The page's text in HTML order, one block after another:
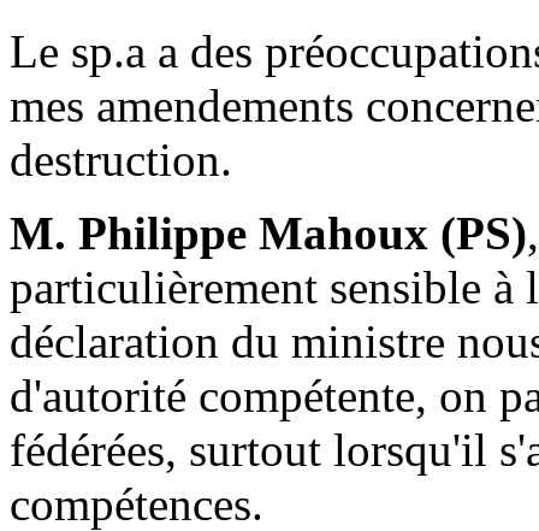
Le sp.a a des
mes amendements
destruction.
M. Philippe Mahoux (PS)
particulièrement sensible à
déclaration du ministre
d'autorité compétente, on
fédérées, surtout lorsqu'il
compétences.